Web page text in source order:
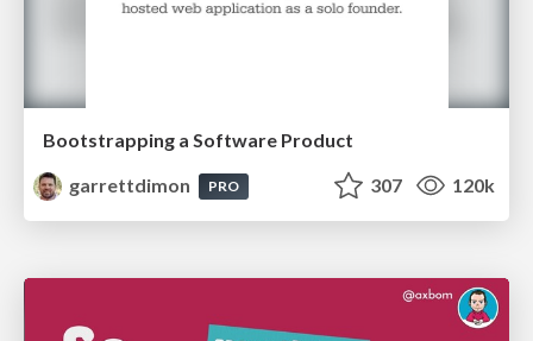
Bootstrapping a Software Product
garrettdimon
PRO 307 120k